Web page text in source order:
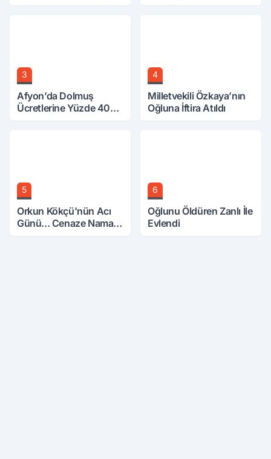
3
Afyon’da Dolmuş
Ücretlerine Yüzde 40
4
Milletvekili Özkaya’nın
Oğluna İftira Atıldı
5
Orkun Kökçü'nün Acı
Günü... Cenaze Namazı
6
Oğlunu Öldüren Zanlı İle
Evlendi